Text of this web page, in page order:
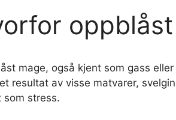
mage, også kjent som gass
resultat av visse matvarer,
som stress.